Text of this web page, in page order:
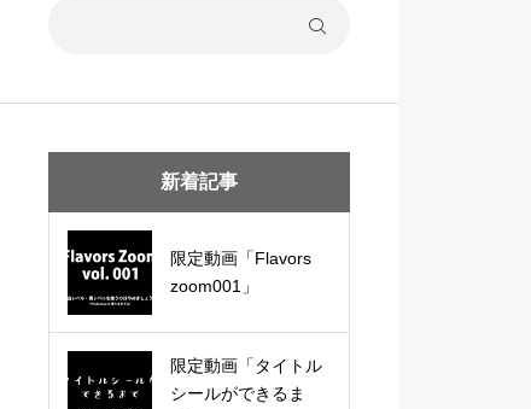
新着記事
限定動画「Flavors
zoom001」
限定動画「タイトル
シールができるま